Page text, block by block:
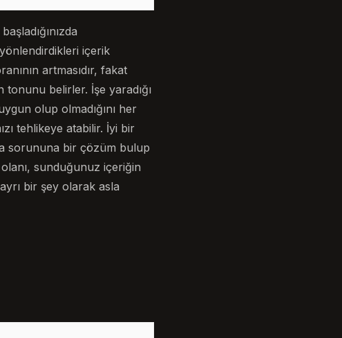
içerik
artmasıdır, fakat
belirler. İşe yaradığı
olup olmadığını her
tehlikeye atabilir. İyi bir
sorununa bir çözüm bulup
sunduğunuz içeriğin
bir şey olarak asla